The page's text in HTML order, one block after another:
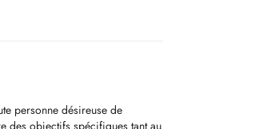
personne désireuse de
des objectifs spécifiques tant au